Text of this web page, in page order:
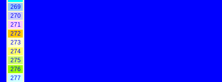
269
270
271
272
273
274
275
276
277